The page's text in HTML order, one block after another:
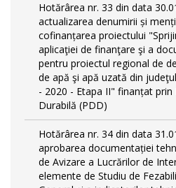
Hotărârea nr. 33 din data
actualizarea denumirii și
cofinanțarea proiectului
aplicaţiei de finanţare şi a
pentru proiectul regional de
de apă şi apă uzată din
- 2020 - Etapa II" finanțat
Durabilă (PDD)
Hotărârea nr. 34 din data
aprobarea documentației
de Avizare a Lucrărilor de
elemente de Studiu de